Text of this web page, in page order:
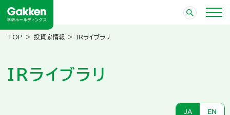
投資家情報 IRライブラリ
IRライブラリ
JA EN